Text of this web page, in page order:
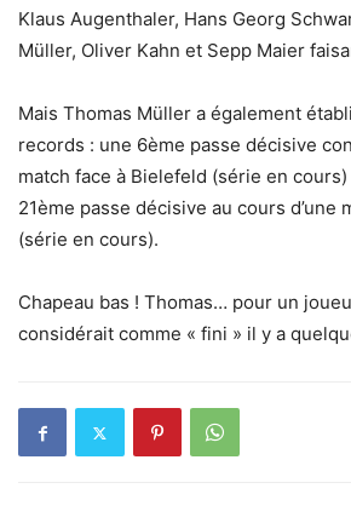
Klaus Augenthaler, Hans Georg
Müller, Oliver Kahn et Sepp Maier
Mais Thomas Müller a également
records : une 6ème passe décisive
match face à Bielefeld (série en
21ème passe décisive au cours d’une
(série en cours).
Chapeau bas ! Thomas… pour un
considérait comme « fini » il y a